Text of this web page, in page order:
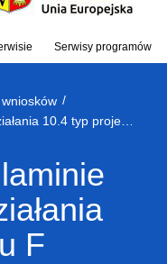
Serwisy programów
/
F